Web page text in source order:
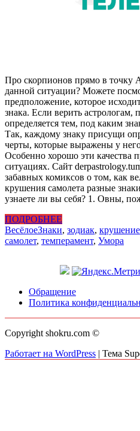
Про скорпионов прямо в точку
данной ситуации? Можете
предположение, которое
знака. Если верить
определяется тем, под каким
Так, каждому знаку присущи
черты, которые выражены у
Особенно хорошо эти качества
ситуациях. Сайт
забавных комиксов о том, как
крушения самолета разные
узнаете ли вы себя? 1. Овны,
ПОДРОБНЕЕ
ВесёлоеЗнаки, зодиак, крушение
самолет, темперамент, Умора
Обращение
Политика
Copyright shokru.com ©
Работает на WordPress | Тема